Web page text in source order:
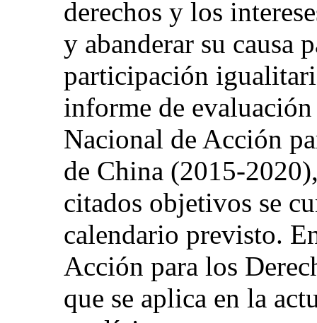
derechos y los
y abanderar su causa
participación
informe de
Nacional de Acción
de China (2015-
citados objetivos se
calendario previsto.
Acción para los
que se aplica en la